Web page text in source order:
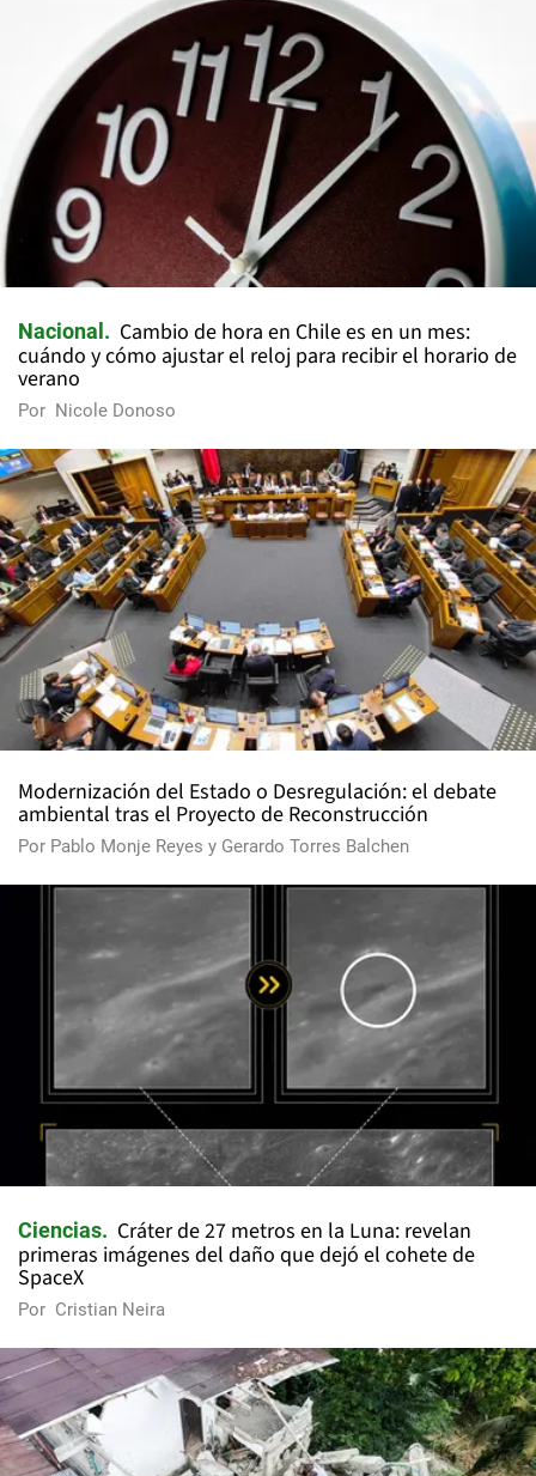
Nacional
Cambio de hora en Chile es en un mes:
cuándo y cómo ajustar el reloj para recibir el horario de
verano
Por Nicole Donoso
Modernización del Estado o Desregulación: el debate
ambiental tras el Proyecto de Reconstrucción
Por Pablo Monje Reyes y Gerardo Torres Balchen
Ciencias
Cráter de 27 metros en la Luna: revelan
primeras imágenes del daño que dejó el cohete de
SpaceX
Por Cristian Neira